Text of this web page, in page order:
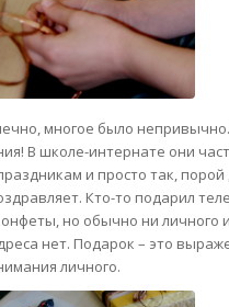
многое было
В школе-интернате они
и просто так,
Кто-то подарил
но обычно ни личного
нет. Подарок – это
личного.